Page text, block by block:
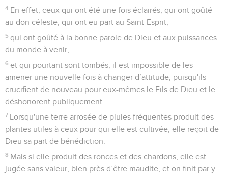
4 En effet, ceux qui ont été une fois éclairés, qui ont goûté
au don céleste, qui ont eu part au Saint-Esprit,
5 qui ont goûté à la bonne parole de Dieu et aux puissances
du monde à venir,
6 et qui pourtant sont tombés, il est impossible de les
amener une nouvelle fois à changer d’attitude, puisqu'ils
crucifient de nouveau pour eux-mêmes le Fils de Dieu et le
déshonorent publiquement.
7 Lorsqu'une terre arrosée de pluies fréquentes produit des
plantes utiles à ceux pour qui elle est cultivée, elle reçoit de
Dieu sa part de bénédiction.
8 Mais si elle produit des ronces et des chardons, elle est
jugée sans valeur, bien près d’être maudite, et on finit par y